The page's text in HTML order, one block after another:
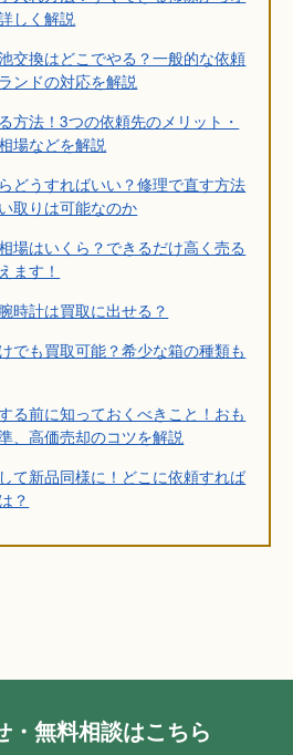
しく解説
交換はどこでやる？一般的な依頼
ンドの対応を解説
方法！3つの依頼先のメリット・
場などを解説
どうすればいい？修理で直す方法
取りは可能なのか
場はいくら？できるだけ高く売る
ます！
時計は買取に出せる？
でも買取可能？希少な箱の種類も
る前に知っておくべきこと！おも
、高価売却のコツを解説
て新品同様に！どこに依頼すれば
？
・無料相談はこちら